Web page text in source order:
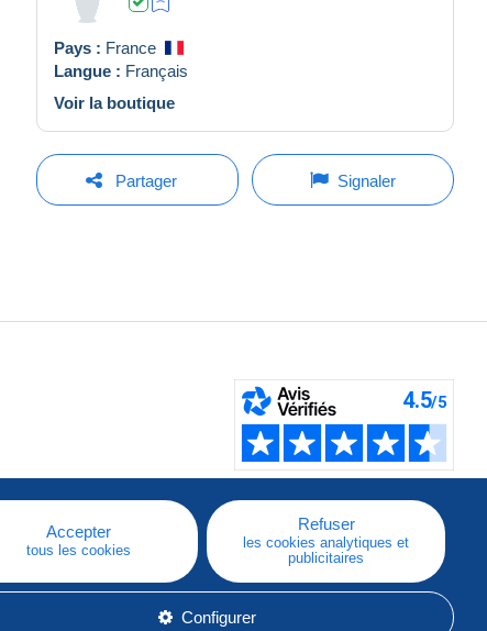
Pays : France
Langue : Français
Voir la boutique
Partager Signaler
Accepter
tous les cookies
Refuser
les cookies analytiques et
publicitaires
Configurer